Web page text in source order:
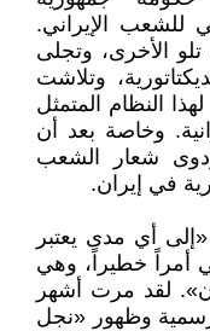
للشعب الإيراني.
الأخرى، وتجلى
وتلاشت
لهذا النظام المتمثل
وخاصة بعد أن
شعار الشعب
في إيران.
أي مدى يعتبر
أمراً خطيراً، وهي
لقد مرت أشهر
وظهور «نجل